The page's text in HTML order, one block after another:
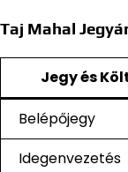
Taj Mahal
Jegy és
Belépőjegy
Idegenvezetés